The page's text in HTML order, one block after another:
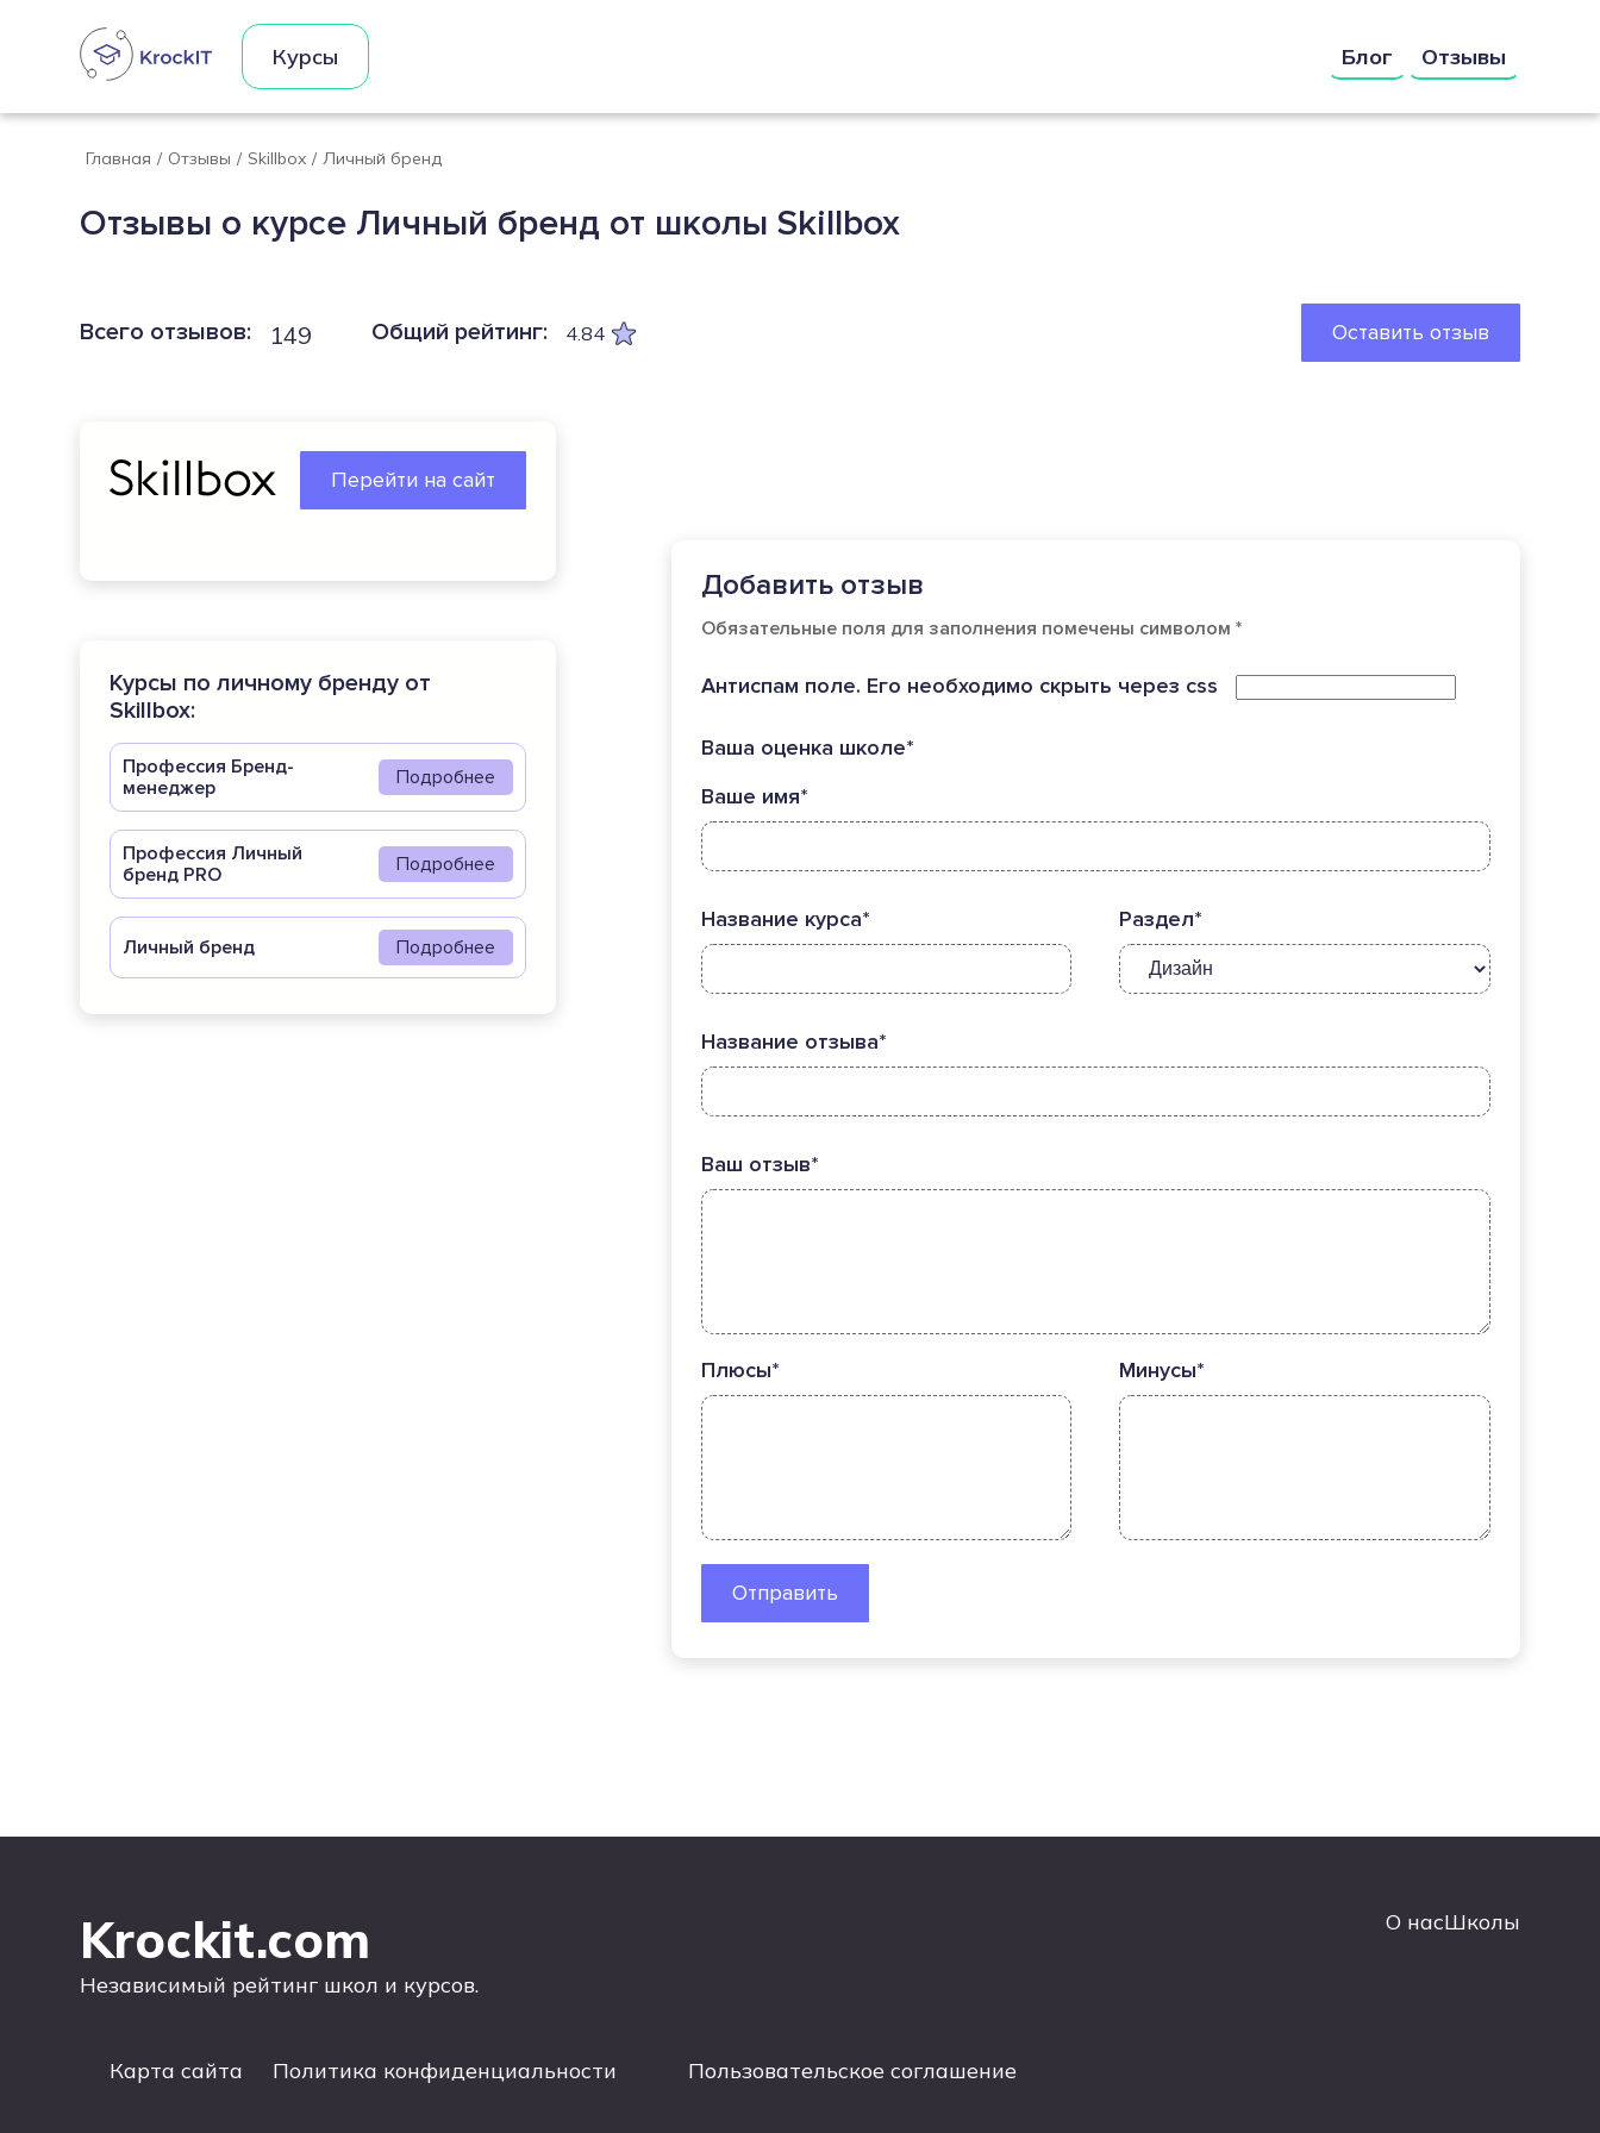
Курсы Блог Отзывы
Главная / Отзывы / Skillbox / Личный бренд
Отзывы о курсе Личный бренд от школы Skillbox
Всего отзывов: 149 Общий рейтинг: 4.84 Оставить отзыв
Перейти на сайт
Курсы по личному бренду от
Skillbox:
Профессия Бренд-
менеджер
Подробнее
Профессия Личный
бренд PRO
Подробнее
Личный бренд Подробнее
Добавить отзыв
Обязательные поля для заполнения помечены символом *
Антиспам поле. Его необходимо скрыть через css
Ваша оценка школе*
Ваше имя*
Название курса* Раздел*
Название отзыва*
Ваш отзыв*
Плюсы* Минусы*
Krockit.com
Независимый рейтинг школ и курсов.
О насШколы
Карта сайта Политика конфиденциальности Пользовательское соглашение